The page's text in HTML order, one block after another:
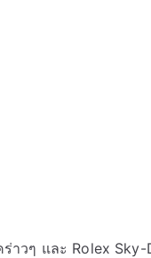
าวๆ และ Rolex Sky-